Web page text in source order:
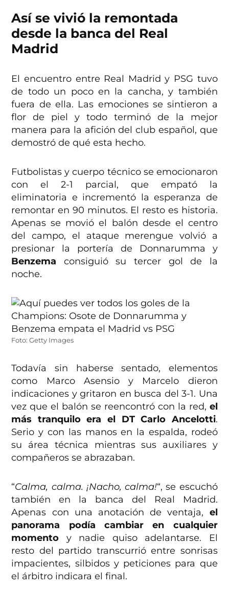
Así se vivió la remontada
desde la banca del Real
Madrid
El encuentro entre Real Madrid y PSG tuvo
de todo un poco en la cancha, y también
fuera de ella. Las emociones se sintieron a
flor de piel y todo terminó de la mejor
manera para la afición del club español, que
demostró de qué esta hecho.
Futbolistas y cuerpo técnico se emocionaron
con el 2-1 parcial, que empató la
eliminatoria e incrementó la esperanza de
remontar en 90 minutos. El resto es historia.
Apenas se movió el balón desde el centro
del campo, el ataque merengue volvió a
presionar la portería de Donnarumma y
Benzema consiguió su tercer gol de la
noche.
Foto: Getty Images
Todavía sin haberse sentado, elementos
como Marco Asensio y Marcelo dieron
indicaciones y gritaron en busca del 3-1. Una
vez que el balón se reencontró con la red, el
más tranquilo era el DT Carlo Ancelotti.
Serio y con las manos en la espalda, rodeó
su área técnica mientras sus auxiliares y
compañeros se abrazaban.
“Calma, calma. ¡Nacho, calma!“, se escuchó
también en la banca del Real Madrid.
Apenas con una anotación de ventaja, el
panorama podía cambiar en cualquier
momento y nadie quiso adelantarse. El
resto del partido transcurrió entre sonrisas
impacientes, silbidos y peticiones para que
el árbitro indicara el final.